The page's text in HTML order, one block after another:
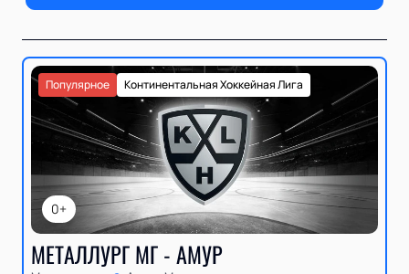
0+
Континентальная Хоккейная Лига
Популярное
МЕТАЛЛУРГ МГ - АМУР